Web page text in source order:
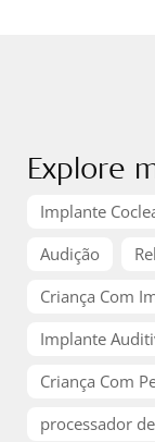
Explore
Implante
Audição
Criança Com
Implante
Criança Com
processador